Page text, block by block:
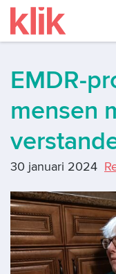
EMDR-
mensen
30 januari 2024